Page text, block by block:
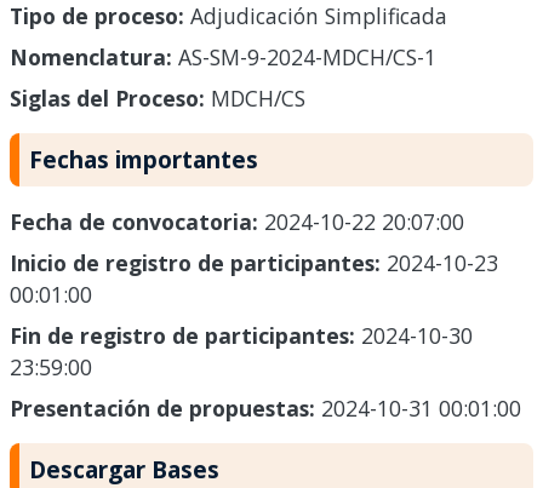
Tipo de proceso: Adjudicación Simplificada
Nomenclatura: AS-SM-9-2024-MDCH/CS-1
Siglas del Proceso: MDCH/CS
Fechas importantes
Fecha de convocatoria: 2024-10-22 20:07:00
Inicio de registro de participantes: 2024-10-23
00:01:00
Fin de registro de participantes: 2024-10-30
23:59:00
Presentación de propuestas: 2024-10-31 00:01:00
Descargar Bases